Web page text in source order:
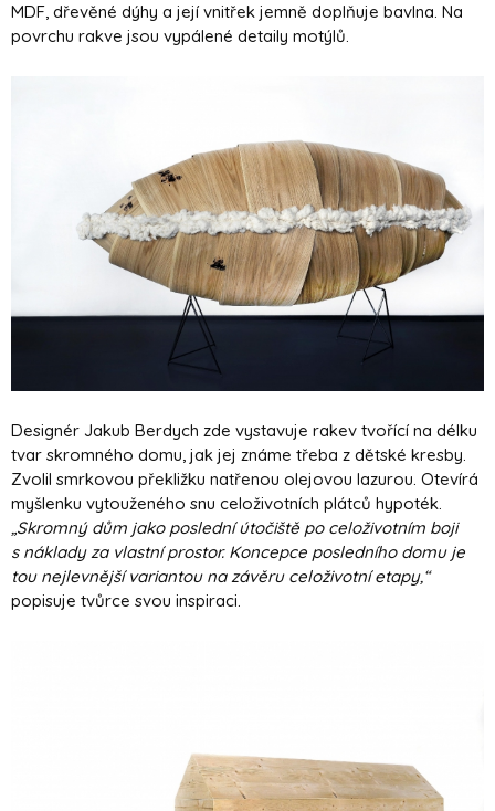
MDF, dřevěné dýhy a její vnitřek jemně doplňuje bavlna. Na
povrchu rakve jsou vypálené detaily motýlů.
Designér Jakub Berdych zde vystavuje rakev tvořící na délku
tvar skromného domu, jak jej známe třeba z dětské kresby.
Zvolil smrkovou překližku natřenou olejovou lazurou. Otevírá
myšlenku vytouženého snu celoživotních plátců hypoték.
„Skromný dům jako poslední útočiště po celoživotním boji
s náklady za vlastní prostor. Koncepce posledního domu je
tou nejlevnější variantou na závěru celoživotní etapy,“
popisuje tvůrce svou inspiraci.